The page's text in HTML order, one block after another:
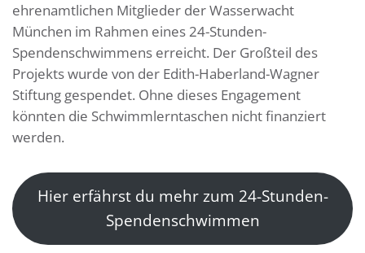
ehrenamtlichen Mitglieder der Wasserwacht
München im Rahmen eines 24-Stunden-
Spendenschwimmens erreicht. Der Großteil des
Projekts wurde von der Edith-Haberland-Wagner
Stiftung gespendet. Ohne dieses Engagement
könnten die Schwimmlerntaschen nicht finanziert
werden.
Hier erfährst du mehr zum 24-Stunden-
Spendenschwimmen